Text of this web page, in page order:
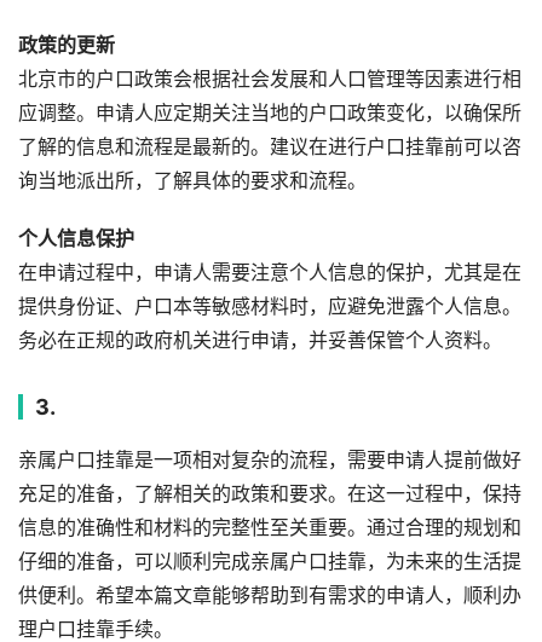
政策的更新
北京市的户口政策会根据社会发展和人口管理等因素进行相
应调整。申请人应定期关注当地的户口政策变化，以确保所
了解的信息和流程是最新的。建议在进行户口挂靠前可以咨
询当地派出所，了解具体的要求和流程。
个人信息保护
在申请过程中，申请人需要注意个人信息的保护，尤其是在
提供身份证、户口本等敏感材料时，应避免泄露个人信息。
务必在正规的政府机关进行申请，并妥善保管个人资料。
3.
亲属户口挂靠是一项相对复杂的流程，需要申请人提前做好
充足的准备，了解相关的政策和要求。在这一过程中，保持
信息的准确性和材料的完整性至关重要。通过合理的规划和
仔细的准备，可以顺利完成亲属户口挂靠，为未来的生活提
供便利。希望本篇文章能够帮助到有需求的申请人，顺利办
理户口挂靠手续。